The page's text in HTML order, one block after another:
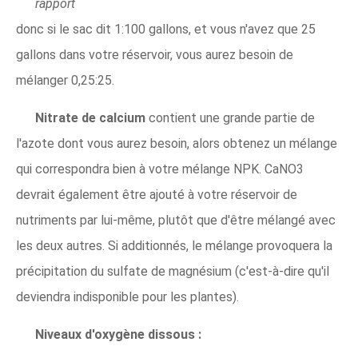
rapport
donc si le sac dit 1:100 gallons, et vous n'avez que 25
gallons dans votre réservoir, vous aurez besoin de
mélanger 0,25:25.
Nitrate de calcium contient une grande partie de
l'azote dont vous aurez besoin, alors obtenez un mélange
qui correspondra bien à votre mélange NPK. CaNO3
devrait également être ajouté à votre réservoir de
nutriments par lui-même, plutôt que d'être mélangé avec
les deux autres. Si additionnés, le mélange provoquera la
précipitation du sulfate de magnésium (c'est-à-dire qu'il
deviendra indisponible pour les plantes).
Niveaux d'oxygène dissous :